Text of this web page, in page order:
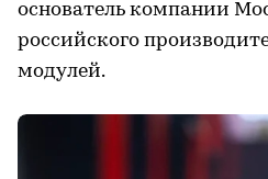
основатель компании
российского
модулей.